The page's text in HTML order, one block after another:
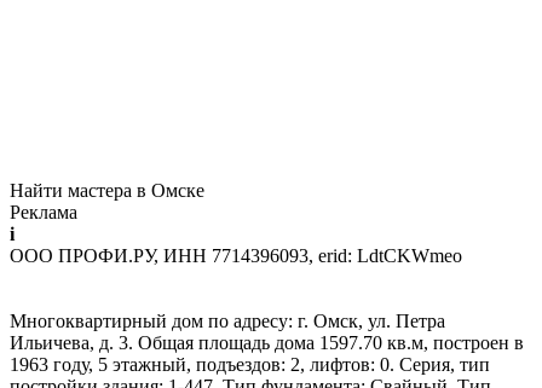
Найти мастера в Омске
Реклама
i
ООО ПРОФИ.РУ, ИНН 7714396093, erid: LdtCKWmeo
Многоквартирный дом по адресу: г. Омск, ул. Петра
Ильичева, д. 3. Общая площадь дома 1597.70 кв.м, построен в
1963 году, 5 этажный, подъездов: 2, лифтов: 0. Серия, тип